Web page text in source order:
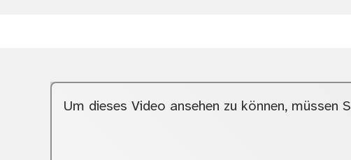
Um dieses Video ansehen zu können, müssen